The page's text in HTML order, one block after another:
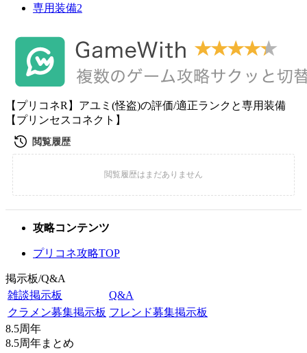
専用装備2
【プリコネR】アユミ(怪盗)の評価/適正ランクと専用装備
【プリンセスコネクト】
攻略コンテンツ
プリコネ攻略TOP
掲示板/Q&A
雑談掲示板
Q&A
クラメン募集掲示板 フレンド募集掲示板
8.5周年
8.5周年まとめ